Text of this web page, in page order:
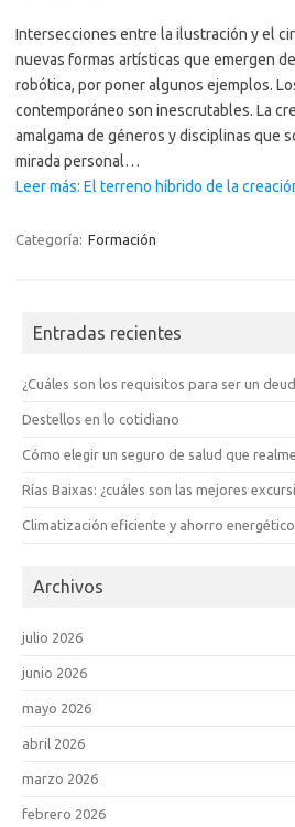
Intersecciones entre la ilustración y el
nuevas formas artísticas que emergen
robótica, por poner algunos ejemplos.
contemporáneo son inescrutables. La
amalgama de géneros y disciplinas que
mirada personal…
Leer más: El terreno híbrido de la
Categoría: Formación
Entradas recientes
¿Cuáles son los requisitos para ser un
Destellos en lo cotidiano
Cómo elegir un seguro de salud que
Rías Baixas: ¿cuáles son las mejores
Climatización eficiente y ahorro
Archivos
julio 2026
junio 2026
mayo 2026
abril 2026
marzo 2026
febrero 2026